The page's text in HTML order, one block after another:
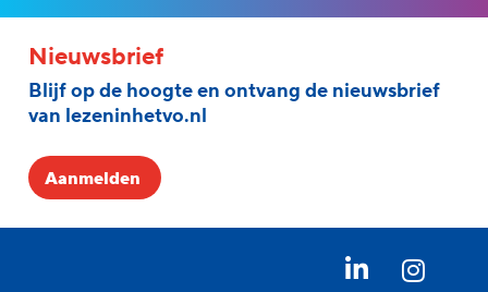
Nieuwsbrief
Blijf op de hoogte en ontvang de nieuwsbrief
van lezeninhetvo.nl
Aanmelden